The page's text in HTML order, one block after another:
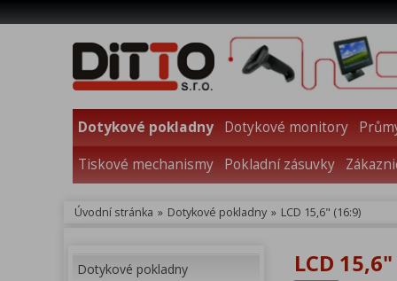
Dotykové pokladny Dotykové monitory
Tiskové mechanismy
Pokladní zásuvky
Úvodní stránka » Dotykové pokladny » LCD 15,6" (16:9)
Dotykové pokladny
LCD